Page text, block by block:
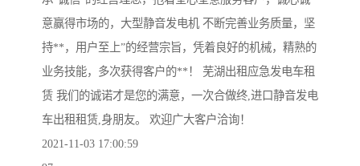
意赢得市场的，大型静音发电机 不断完善业务质量，坚
持**，用户至上”的经营宗旨，凭着良好的机械，精熟的
业务技能，多次获得客户的**！ 芜湖出租应急发电车租
赁 我们的诚诺才是您的满意，一次合做终,进口静音发电
车出租租赁,身朋友。 欢迎广大客户洽询！
2021-11-03 17:00:59